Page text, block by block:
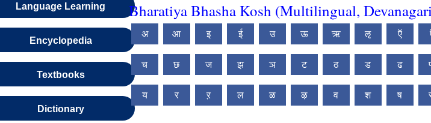
Language Learning
Encyclopedia
Textbooks
Dictionary
Bharatiya Bhasha Kosh (Multilingual,
अ आ इ ई उ ऊ ऋ ऌ ऍ
च छ ज झ ञ ट ठ ड ढ
य र ऱ ल ळ ऴ व श ष